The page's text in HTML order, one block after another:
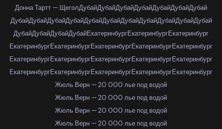
Донна Тартт — ЩеголДубайДубайДубайДубайДубайДубайДубай
ДубайДубайДубайДубайДубайДубайДубайДубайДубайДубайДубай
ДубайДубайДубайДубайЕкатеринбургЕкатеринбургЕкатеринбург
ЕкатеринбургЕкатеринбургЕкатеринбургЕкатеринбургЕкатеринбург
ЕкатеринбургЕкатеринбургЕкатеринбургЕкатеринбургЕкатеринбург
ЕкатеринбургЕкатеринбургЕкатеринбургЕкатеринбургЕкатеринбург
Жюль Верн — 20 000 лье под водой
Жюль Верн — 20 000 лье под водой
Жюль Верн — 20 000 лье под водой
Жюль Верн — 20 000 лье под водой